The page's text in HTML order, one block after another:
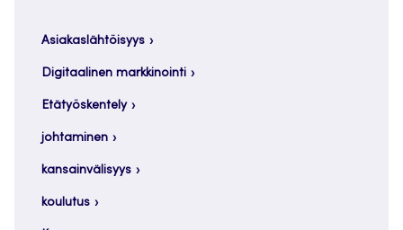
Asiakaslähtöisyys
Digitaalinen markkinointi
Etätyöskentely
johtaminen
kansainvälisyys
koulutus